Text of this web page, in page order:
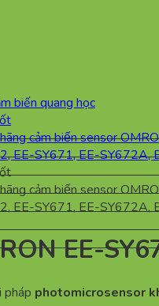
biến quang học
EE-
pháp photomicrosensor